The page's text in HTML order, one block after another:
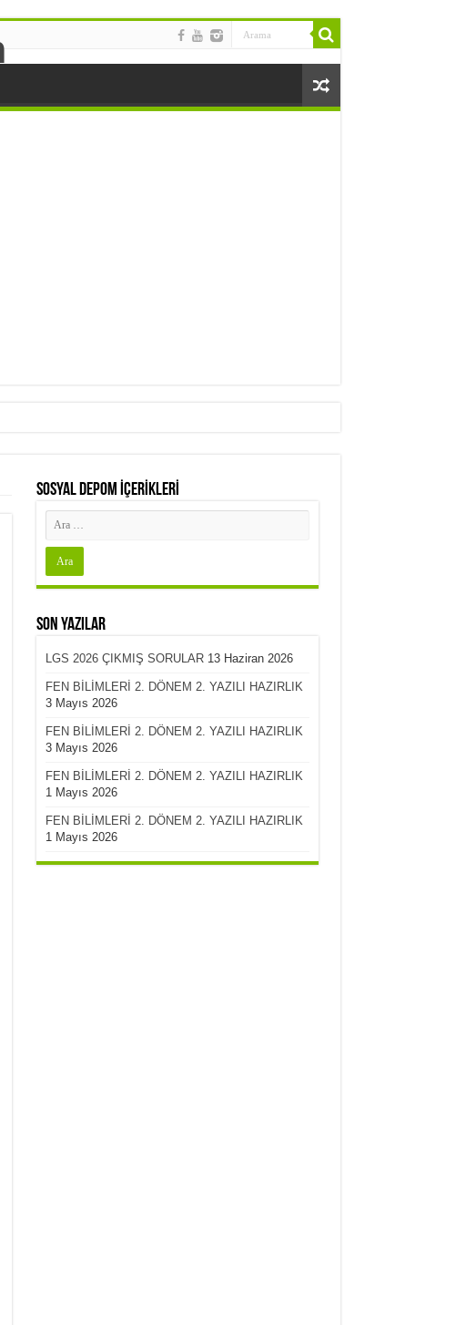
SOSYAL DEPOM İÇERİKLERİ
Son Yazılar
LGS 2026 ÇIKMIŞ SORULAR 13 Haziran 2026
FEN BİLİMLERİ 2. DÖNEM 2. YAZILI HAZIRLIK
3 Mayıs 2026
FEN BİLİMLERİ 2. DÖNEM 2. YAZILI HAZIRLIK
3 Mayıs 2026
FEN BİLİMLERİ 2. DÖNEM 2. YAZILI HAZIRLIK
1 Mayıs 2026
FEN BİLİMLERİ 2. DÖNEM 2. YAZILI HAZIRLIK
1 Mayıs 2026